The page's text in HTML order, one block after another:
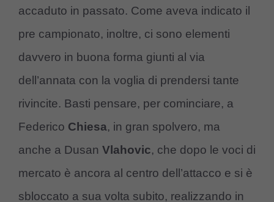
accaduto in passato. Come aveva indicato il
pre campionato, inoltre, ci sono elementi
davvero in buona forma giunti al via
dell’annata con la voglia di prendersi tante
rivincite. Basti pensare, per cominciare, a
Federico Chiesa, in gran spolvero, ma
anche a Dusan Vlahovic, che dopo le voci di
mercato è ancora al centro dell’attacco e si è
sbloccato a sua volta subito, realizzando in